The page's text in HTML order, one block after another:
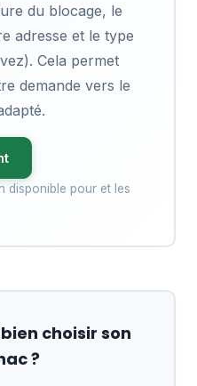
du blocage, le
adresse et le type
Cela permet
demande vers le
disponible pour et les
choisir son
?